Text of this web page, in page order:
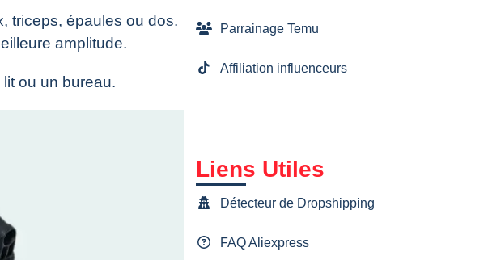
triceps, épaules ou dos.
amplitude.
ou un bureau.
Parrainage Temu
Affiliation influenceurs
Liens Utiles
Détecteur de Dropshipping
FAQ Aliexpress